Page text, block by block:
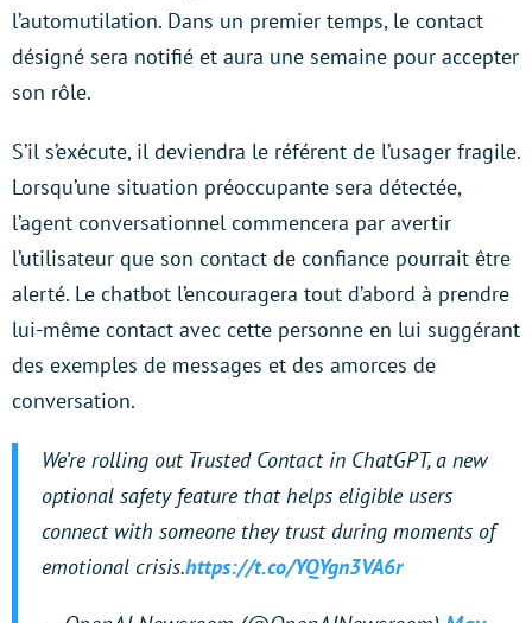
l’automutilation. Dans un premier temps, le contact
désigné sera notifié et aura une semaine pour accepter
son rôle.
S’il s’exécute, il deviendra le référent de l’usager fragile.
Lorsqu’une situation préoccupante sera détectée,
l’agent conversationnel commencera par avertir
l’utilisateur que son contact de confiance pourrait être
alerté. Le chatbot l’encouragera tout d’abord à prendre
lui-même contact avec cette personne en lui suggérant
des exemples de messages et des amorces de
conversation.
We’re rolling out Trusted Contact in ChatGPT, a new
optional safety feature that helps eligible users
connect with someone they trust during moments of
emotional crisis.https://t.co/YQYgn3VA6r